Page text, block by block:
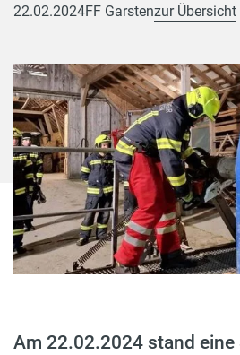
22.02.2024FF Garstenzur Übersicht
Am 22.02.2024 stand